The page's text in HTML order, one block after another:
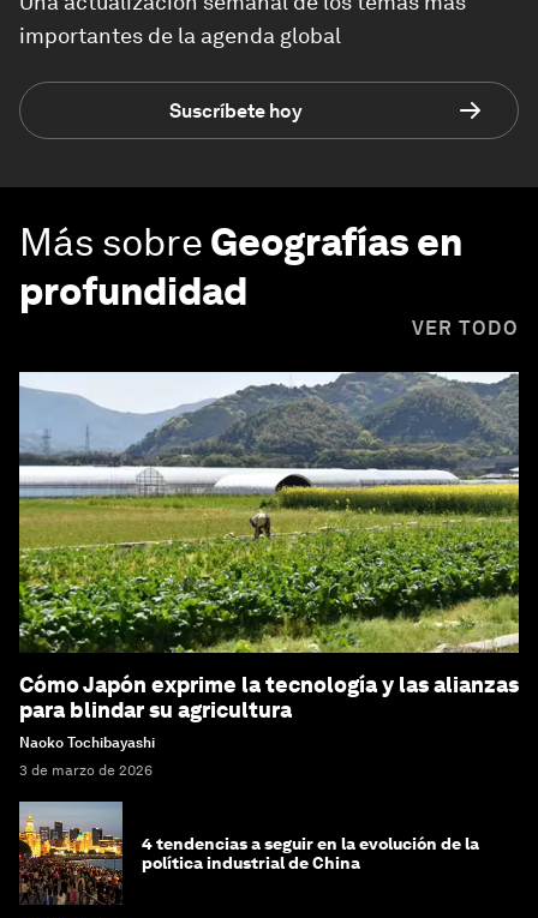
importantes de la agenda global
Suscríbete hoy
Más sobre Geografías en
profundidad
VER TODO
Cómo Japón exprime la tecnología y las alianzas
para blindar su agricultura
Naoko Tochibayashi
3 de marzo de 2026
4 tendencias a seguir en la evolución de la
política industrial de China